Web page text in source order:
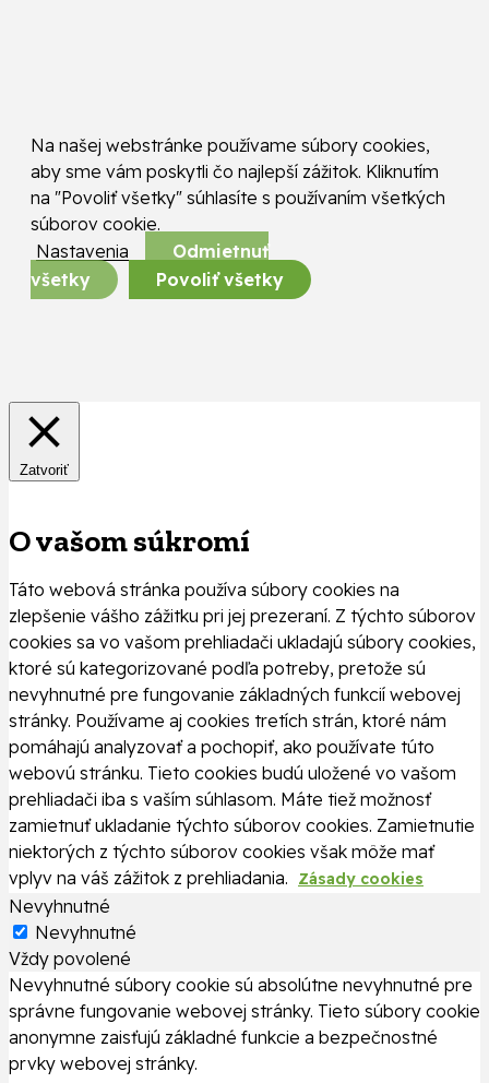
Na našej webstránke používame súbory cookies,
aby sme vám poskytli čo najlepší zážitok. Kliknutím
na "Povoliť všetky" súhlasíte s používaním všetkých
súborov cookie.
Nastavenia
Odmietnuť
všetky
Povoliť všetky
Zatvoriť
O vašom súkromí
Táto webová stránka používa súbory cookies na
zlepšenie vášho zážitku pri jej prezeraní. Z týchto súborov
cookies sa vo vašom prehliadači ukladajú súbory cookies,
ktoré sú kategorizované podľa potreby, pretože sú
nevyhnutné pre fungovanie základných funkcií webovej
stránky. Používame aj cookies tretích strán, ktoré nám
pomáhajú analyzovať a pochopiť, ako používate túto
webovú stránku. Tieto cookies budú uložené vo vašom
prehliadači iba s vaším súhlasom. Máte tiež možnosť
zamietnuť ukladanie týchto súborov cookies. Zamietnutie
niektorých z týchto súborov cookies však môže mať
vplyv na váš zážitok z prehliadania.
Zásady cookies
Nevyhnutné
Nevyhnutné
Vždy povolené
Nevyhnutné súbory cookie sú absolútne nevyhnutné pre
správne fungovanie webovej stránky. Tieto súbory cookie
anonymne zaisťujú základné funkcie a bezpečnostné
prvky webovej stránky.